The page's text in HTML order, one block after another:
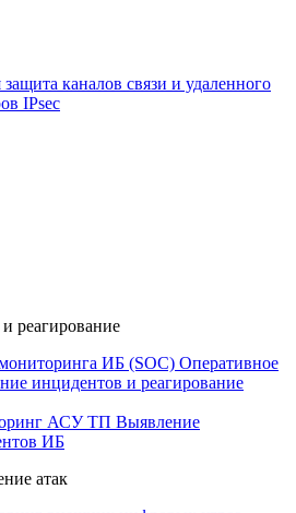
каналов связи и удаленного
IPsec
реагирование
ИБ (SOC) Оперативное
инцидентов и реагирование
АСУ ТП Выявление
ИБ
атак